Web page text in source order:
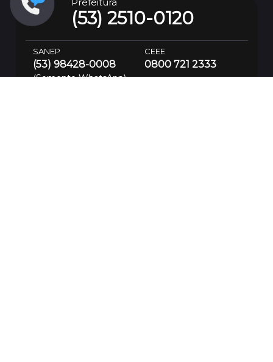
Prefeitura
(53) 2510-0120
SANEP
(53) 98428-0008
(Somente WhatsApp)
CEEE
0800 721 2333